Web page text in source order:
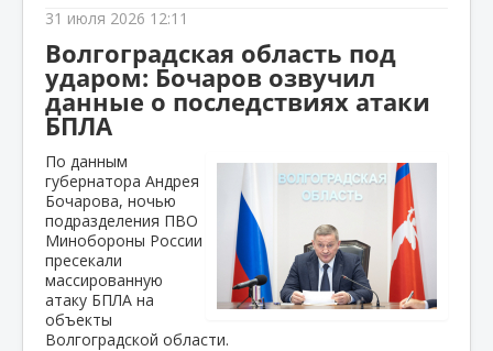
31 июля 2026 12:11
Волгоградская область под
ударом: Бочаров озвучил
данные о последствиях атаки
БПЛА
По данным
губернатора Андрея
Бочарова, ночью
подразделения ПВО
Минобороны России
пресекали
массированную
атаку БПЛА на
объекты
Волгоградской области.